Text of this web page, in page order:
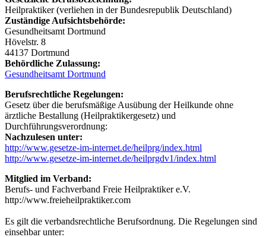
Heilpraktiker (verliehen in der Bundesrepublik Deutschland)
Zuständige Aufsichtsbehörde:
Gesundheitsamt Dortmund
Hövelstr. 8
44137 Dortmund
Behördliche Zulassung:
Gesundheitsamt Dortmund
Berufsrechtliche Regelungen:
Gesetz über die berufsmäßige Ausübung der Heilkunde ohne
ärztliche Bestallung (Heilpraktikergesetz) und
Durchführungsverordnung:
Nachzulesen unter:
http://www.gesetze-im-internet.de/heilprg/index.html
http://www.gesetze-im-internet.de/heilprgdv1/index.html
Mitglied im Verband:
Berufs- und Fachverband Freie Heilpraktiker e.V.
http://www.freieheilpraktiker.com
Es gilt die verbandsrechtliche Berufsordnung. Die Regelungen sind
einsehbar unter: